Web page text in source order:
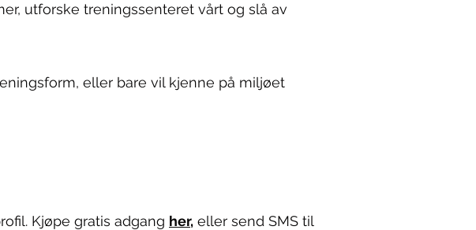
utforske treningssenteret vårt og slå av
eller bare vil kjenne på miljøet
Kjøpe gratis adgang her, eller send SMS til